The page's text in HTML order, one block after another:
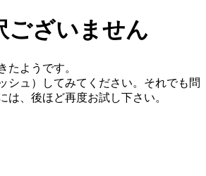
ございません
たようです。
シュ）してみてください。それでも問
は、後ほど再度お試し下さい。